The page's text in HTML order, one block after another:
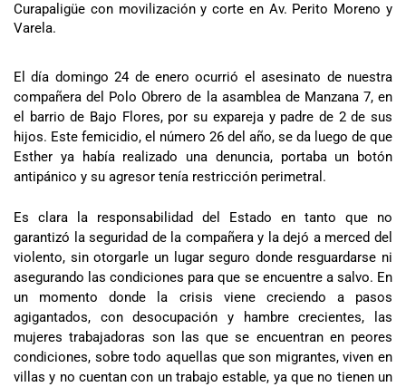
Curapaligüe con movilización y corte en Av. Perito Moreno y
Varela.
El día domingo 24 de enero ocurrió el asesinato de nuestra
compañera del Polo Obrero de la asamblea de Manzana 7, en
el barrio de Bajo Flores, por su expareja y padre de 2 de sus
hijos. Este femicidio, el número 26 del año, se da luego de que
Esther ya había realizado una denuncia, portaba un botón
antipánico y su agresor tenía restricción perimetral.
Es clara la responsabilidad del Estado en tanto que no
garantizó la seguridad de la compañera y la dejó a merced del
violento, sin otorgarle un lugar seguro donde resguardarse ni
asegurando las condiciones para que se encuentre a salvo. En
un momento donde la crisis viene creciendo a pasos
agigantados, con desocupación y hambre crecientes, las
mujeres trabajadoras son las que se encuentran en peores
condiciones, sobre todo aquellas que son migrantes, viven en
villas y no cuentan con un trabajo estable, ya que no tienen un